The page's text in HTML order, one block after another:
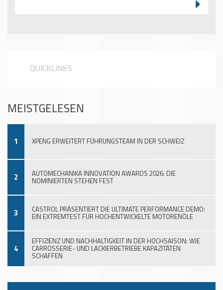
QUICKLINKS
MEISTGELESEN
1 XPENG ERWEITERT FÜHRUNGSTEAM IN DER SCHWEIZ
2 AUTOMECHANIKA INNOVATION AWARDS 2026: DIE
NOMINIERTEN STEHEN FEST
3 CASTROL PRÄSENTIERT DIE ULTIMATE PERFORMANCE DEMO:
EIN EXTREMTEST FÜR HOCHENTWICKELTE MOTORENÖLE
4
EFFIZIENZ UND NACHHALTIGKEIT IN DER HOCHSAISON: WIE
CARROSSERIE- UND LACKIERBETRIEBE KAPAZITÄTEN
SCHAFFEN